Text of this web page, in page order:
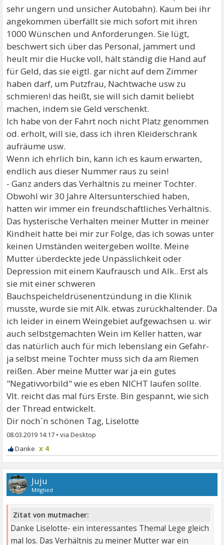
sehr ungern und unsicher Autobahn). Kaum bei ihr
angekommen überfällt sie mich sofort mit ihren
1000 Wünschen und Anforderungen. Sie lügt,
beschwert sich über das Personal, jammert und
heult mir die Hucke voll, hält ständig die Hand auf
für Geld, das sie eigtl. gar nicht auf dem Zimmer
haben darf, um Putzfrau, Nachtwache usw zu
schmieren! das heißt, sie will sich damit beliebt
machen, indem sie Geld verschenkt.
Ich habe von der Fahrt noch nicht Platz genommen
od. erholt, will sie, dass ich ihren Kleiderschrank
aufräume usw.
Wenn ich ehrlich bin, kann ich es kaum erwarten,
endlich aus dieser Nummer raus zu sein!
- Ganz anders das Verhältnis zu meiner Tochter.
Obwohl wir 30 Jahre Altersunterschied haben,
hatten wir immer ein freundschaftliches Verhältnis.
Das hysterische Verhalten meiner Mutter in meiner
Kindheit hatte bei mir zur Folge, das ich sowas unter
keinen Umständen weitergeben wollte. Meine
Mutter überdeckte jede Unpässlichkeit oder
Depression mit einem Kaufrausch und Alk.. Erst als
sie mit einer schweren
Bauchspeicheldrüsenentzündung in die Klinik
musste, wurde sie mit Alk. etwas zurückhaltender. Da
ich leider in einem Weingebiet aufgewachsen u. wir
auch selbstgemachten Wein im Keller hatten, war
das natürlich auch für mich lebenslang ein Gefahr-
ja selbst meine Tochter muss sich da am Riemen
reißen. Aber meine Mutter war ja ein gutes
"Negativvorbild" wie es eben NICHT laufen sollte.
Vlt. reicht das mal fürs Erste. Bin gespannt, wie sich
der Thread entwickelt.
Dir noch`n schönen Tag, Liselotte
08.03.2019 14:17 •
x 4
Juju
Mitglied
Zitat von mutmacher:
Danke Liselotte- ein interessantes Thema! Lege gleich
mal los. Das Verhältnis zu meiner Mutter war ein